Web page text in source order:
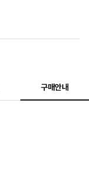
구매안내